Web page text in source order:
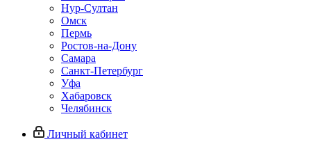
Нур-Султан
Омск
Пермь
Ростов-на-Дону
Самара
Санкт-Петербург
Уфа
Хабаровск
Челябинск
Личный кабинет